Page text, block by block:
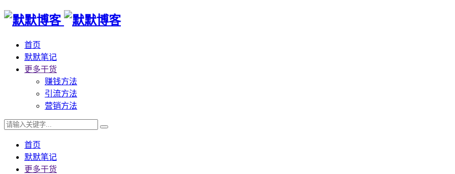
首页
默默笔记
更多干货
赚钱方法
引流方法
营销方法
首页
默默笔记
更多干货